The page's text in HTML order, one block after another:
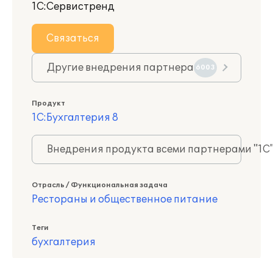
1С:Сервистренд
Связаться
Другие внедрения партнера 6003
Продукт
1С:Бухгалтерия 8
Внедрения продукта всеми партнерами
Отрасль / Функциональная задача
Рестораны и общественное питание
Теги
бухгалтерия